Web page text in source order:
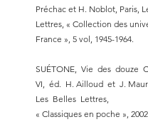
Préchac et H. Noblot, Paris,
Lettres, « Collection des
France », 5 vol, 1945-1964.
SUÉTONE, Vie des douze
VI, éd. H. Ailloud et J.
Les Belles Lettres,
« Classiques en poche »,